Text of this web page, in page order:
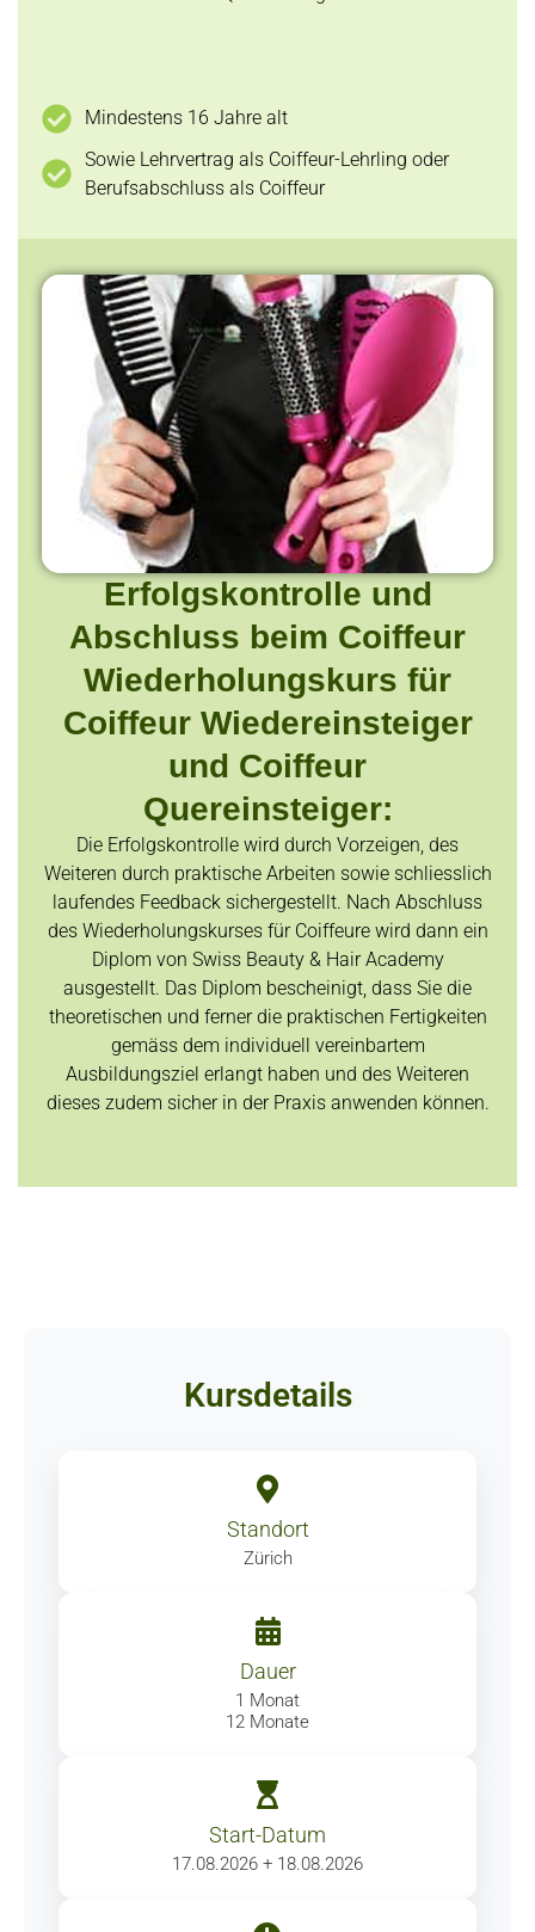
Mindestens 16 Jahre alt
Sowie Lehrvertrag als Coiffeur-Lehrling oder
Berufsabschluss als Coiffeur
Erfolgskontrolle und
Abschluss beim Coiffeur
Wiederholungskurs für
Coiffeur Wiedereinsteiger
und Coiffeur
Quereinsteiger:
Die Erfolgskontrolle wird durch Vorzeigen, des
Weiteren durch praktische Arbeiten sowie schliesslich
laufendes Feedback sichergestellt. Nach Abschluss
des Wiederholungskurses für Coiffeure wird dann ein
Diplom von Swiss Beauty & Hair Academy
ausgestellt. Das Diplom bescheinigt, dass Sie die
theoretischen und ferner die praktischen Fertigkeiten
gemäss dem individuell vereinbartem
Ausbildungsziel erlangt haben und des Weiteren
dieses zudem sicher in der Praxis anwenden können.
Kursdetails
Standort
Zürich
Dauer
1 Monat
12 Monate
Start-Datum
17.08.2026 + 18.08.2026